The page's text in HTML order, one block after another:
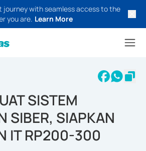
with seamless access to the
you are. Learn More
SISTEM
SIBER, SIAPKAN
IT RP200-300